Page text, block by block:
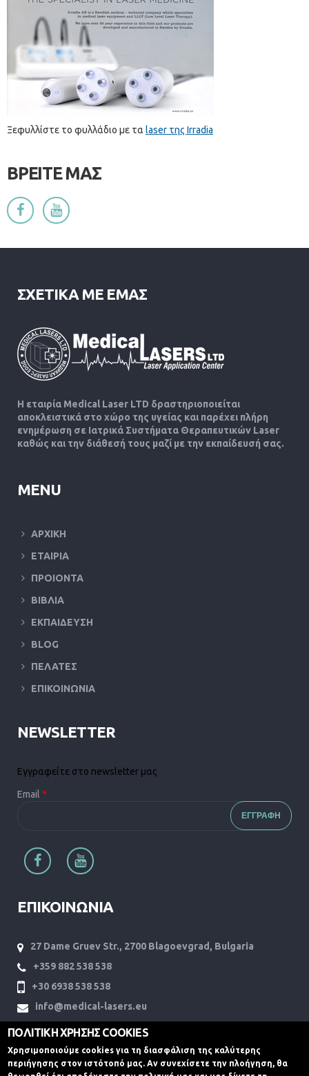
Ξεφυλλίστε το φυλλάδιο με τα laser της Irradia
ΒΡΕΙΤΕ ΜΑΣ
ΣΧΕΤΙΚΑ ΜΕ ΕΜΑΣ
Η εταιρία Medical Laser LTD δραστηριοποιείται
αποκλειστικά στο χώρο της υγείας και παρέχει πλήρη
ενημέρωση σε Ιατρικά Συστήματα Θεραπευτικών Laser
καθώς και την διάθεσή τους μαζί με την εκπαίδευσή σας.
MENU
ΑΡΧΙΚΗ
ΕΤΑΙΡΙΑ
ΠΡΟΙΟΝΤΑ
ΒΙΒΛΙΑ
ΕΚΠΑΙΔΕΥΣΗ
BLOG
ΠΕΛΑΤΕΣ
ΕΠΙΚΟΙΝΩΝΙΑ
NEWSLETTER
Εγγραφείτε στο newsletter μας
Email *
ΕΠΙΚΟΙΝΩΝΙΑ
27 Dame Gruev Str., 2700 Blagoevgrad, Bulgaria
+359 882 538 538
+30 6938 538 538
info@medical-lasers.eu
www.medical-lasers.eu
ΠΟΛΙΤΙΚΗ ΧΡΗΣΗΣ COOKIES
Χρησιμοποιούμε cookies για τη διασφάλιση της καλύτερης
περιήγησης στον ιστότοπό μας. Αν συνεχίσετε την πλοήγηση, θα